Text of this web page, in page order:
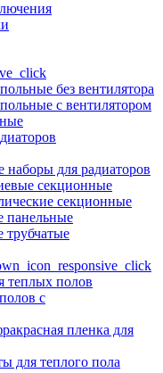
без вентилятора
с вентилятором
для радиаторов
секционные
секционные
панельные
трубчатые
теплых полов
с
пленка для
для теплого пола